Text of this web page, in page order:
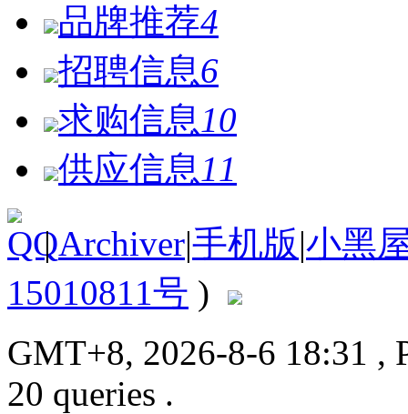
品牌推荐4
招聘信息6
求购信息 10
供应信息 11
| Archiver|手机版|小黑
15010811号 )
GMT+8, 2026-8-6 18:31 ,
20 queries .